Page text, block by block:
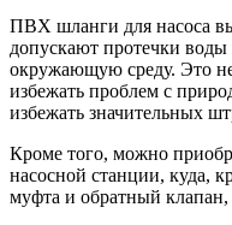
ПВХ шланги для насоса
допускают протечки
окружающую среду. Это
избежать проблем с
избежать значительных
Кроме того, можно
насосной станции, куда,
муфта и обратный